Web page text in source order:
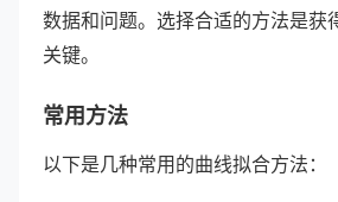
数据和问题。选择合适的方法是获
关键。
常用方法
以下是几种常用的曲线拟合方法：